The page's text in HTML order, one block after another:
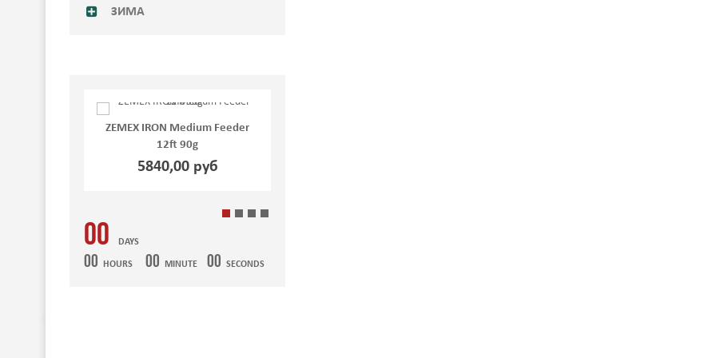
ЗИМА
ZEMEX IRON Medium Feeder
5840,00 руб
00 DAYS
00 HOURS 00 MINUTE 00 SECONDS